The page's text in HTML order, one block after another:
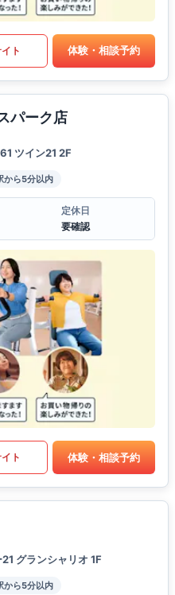
ト 体験・相談予約
パーク店
ツイン21 2F
から5分以内
定休日
要確認
ト 体験・相談予約
グランシャリオ 1F
から5分以内